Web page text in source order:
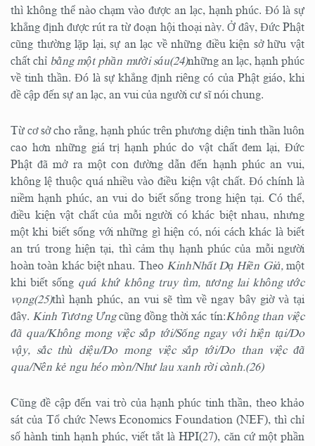
thì không thể nào chạm vào được an lạc, hạnh phúc. Đó là sự
khẳng định được rút ra từ đoạn hội thoại này. Ở đây, Đức Phật
cũng thường lặp lại, sự an lạc về những điều kiện sở hữu vật
chất chỉ bằng một phần mười sáu(24)những an lạc, hạnh phúc
về tinh thần. Đó là sự khẳng định riêng có của Phật giáo, khi
đề cập đến sự an lạc, an vui của người cư sĩ nói chung.
Từ cơ sở cho rằng, hạnh phúc trên phương diện tinh thần luôn
cao hơn những giá trị hạnh phúc do vật chất đem lại, Đức
Phật đã mở ra một con đường dẫn đến hạnh phúc an vui,
không lệ thuộc quá nhiều vào điều kiện vật chất. Đó chính là
niềm hạnh phúc, an vui do biết sống trong hiện tại. Có thể,
điều kiện vật chất của mỗi người có khác biệt nhau, nhưng
một khi biết sống với những gì hiện có, nói cách khác là biết
an trú trong hiện tại, thì cảm thụ hạnh phúc của mỗi người
hoàn toàn khác biệt nhau. Theo KinhNhất Dạ Hiền Giả,một
khi biết sống quá khứ không truy tìm, tương lai không ước
vọng(25)thì hạnh phúc, an vui sẽ tìm về ngay bây giờ và tại
đây. Kinh Tương Ưngcũng đồng thời xác tín:Không than việc
đã qua/Không mong việc sắp tới/Sống ngay với hiện tại/Do
vậy, sắc thù diệu/Do mong việc sắp tới/Do than việc đã
qua/Nên kẻ ngu héo mòn/Như lau xanh rời cành.(26)
Cũng đề cập đến vai trò của hạnh phúc tinh thần, theo khảo
sát của Tổ chức News Economics Foundation (NEF), thì chỉ
số hành tinh hạnh phúc, viết tắt là HPI(27), căn cứ một phần